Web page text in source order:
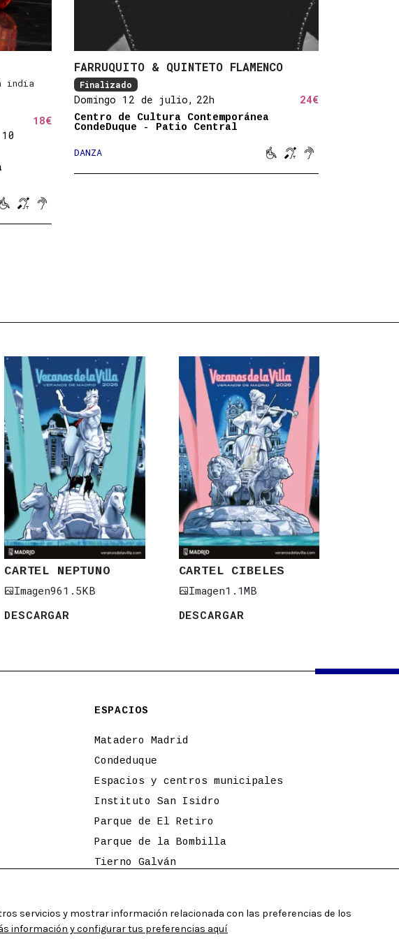
servicios y mostrar información relacionada con las preferencias de los
información y configurar tus preferencias aquí
india
18€
Movilidad reducida

Bucle magnético
Sonido amplificado
FARRUQUITO & QUINTETO FLAMENCO
Finalizado
Domingo 12 de julio, 22h 24€
Centro de Cultura Contemporánea
CondeDuque - Patio Central
DANZA Movilidad reducida

Bucle magnético
Sonido
CARTEL NEPTUNO
Imagen961.5KB
DESCARGAR
CARTEL CIBELES
Imagen1.1MB
DESCARGAR
ESPACIOS
Matadero Madrid
Condeduque
Espacios y centros municipales
Instituto San Isidro
Parque de El Retiro
Parque de la Bombilla
Tierno Galván